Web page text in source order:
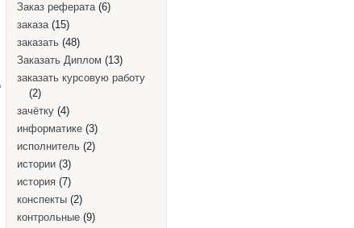
Заказ реферата (6)
заказа (15)
заказать (48)
Заказать Диплом (13)
заказать курсовую работу
(2)
зачётку (4)
информатике (3)
исполнитель (2)
истории (3)
история (7)
конспекты (2)
контрольные (9)